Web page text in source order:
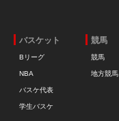
バスケット
Bリーグ
NBA
バスケ代表
学生バスケ
競馬
競馬
地方競馬